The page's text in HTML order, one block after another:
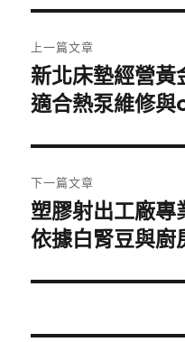
章
導
覽
上一篇文章
上
一
文
章:
新北床墊經營黃
適合熱泵維修
下一篇文章
下
一
文
塑膠射出工廠專
依據白腎豆與廚